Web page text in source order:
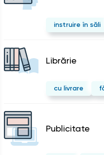
instruire în săli
Librărie
cu livrare
Publicitate